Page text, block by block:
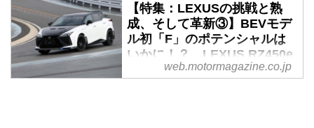
【特集：LEXUSの挑戦と熟
成、そして革新③】BEVモデ
ル初「F」のポテンシャルは
いかに！？ LEXUS RZ450e
特別仕様車＆300e プロトタイ
web.motormagazine.co.jp